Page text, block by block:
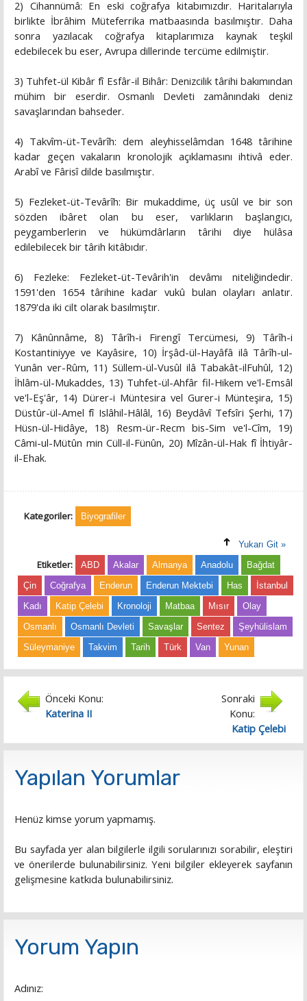
2) Cihannümâ: En eski coğrafya kitabımızdır. Haritalarıyla
birlikte İbrâhim Müteferrika matbaasında basılmıştır. Daha
sonra yazılacak coğrafya kitaplarımıza kaynak teşkil
edebilecek bu eser, Avrupa dillerinde tercüme edilmiştir.
3) Tuhfet-ül Kibâr fî Esfâr-il Bihâr: Denizcilik târihi bakımından
mühim bir eserdir. Osmanlı Devleti zamânındaki deniz
savaşlarından bahseder.
4) Takvîm-üt-Tevârîh: dem aleyhisselâmdan 1648 târihine
kadar geçen vakaların kronolojik açıklamasını ihtivâ eder.
Arabî ve Fârisî dilde basılmıştır.
5) Fezleket-üt-Tevârîh: Bir mukaddime, üç usûl ve bir son
sözden ibâret olan bu eser, varlıkların başlangıcı,
peygamberlerin ve hükümdârların târihi diye hülâsa
edilebilecek bir târih kitâbıdır.
6) Fezleke: Fezleket-üt-Tevârih'in devâmı niteliğindedir.
1591'den 1654 târihine kadar vukû bulan olayları anlatır.
1879'da iki cilt olarak basılmıştır.
7) Kânûnnâme, 8) Târîh-i Firengî Tercümesi, 9) Târîh-i
Kostantiniyye ve Kayâsire, 10) İrşâd-ül-Hayâfâ ilâ Târîh-ul-
Yunân ver-Rûm, 11) Süllem-ül-Vusûl ilâ Tabakât-ilFuhûl, 12)
İhlâm-ül-Mukaddes, 13) Tuhfet-ül-Ahfâr fil-Hikem ve'l-Emsâl
ve'l-Eş'âr, 14) Dürer-i Müntesira vel Gurer-i Münteşira, 15)
Düstûr-ül-Amel fî Islâhil-Hâlâl, 16) Beydâvî Tefsîri Şerhi, 17)
Hüsn-ül-Hidâye, 18) Resm-ür-Recm bis-Sim ve'l-Cîm, 19)
Câmi-ul-Mütûn min Cüll-il-Fünûn, 20) Mîzân-ül-Hak fî İhtiyâr-
il-Ehak.
Kategoriler: Biyografiler
Yukarı Git »
Etiketler: ABD Akalar Almanya Anadolu
Bağdat
Çin
Coğrafya Enderun Enderun Mektebi Has
İstanbul
Kadı
Katip Çelebi Kronoloji Matbaa Mısır
Olay
Osmanlı
Osmanlı Devleti Savaşlar Sentez
Şeyhülislam
Süleymaniye
Takvim Tarih Türk Van Yunan
Önceki Konu:
Katerina II
Sonraki
Konu:
Katip Çelebi
Yapılan Yorumlar
Henüz kimse yorum yapmamış.
Bu sayfada yer alan bilgilerle ilgili sorularınızı sorabilir, eleştiri
ve önerilerde bulunabilirsiniz. Yeni bilgiler ekleyerek sayfanın
gelişmesine katkıda bulunabilirsiniz.
Yorum Yapın
Adınız: